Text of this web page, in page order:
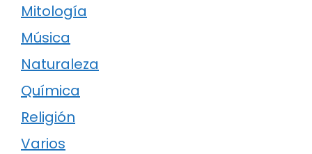
Mitología
Música
Naturaleza
Química
Religión
Varios